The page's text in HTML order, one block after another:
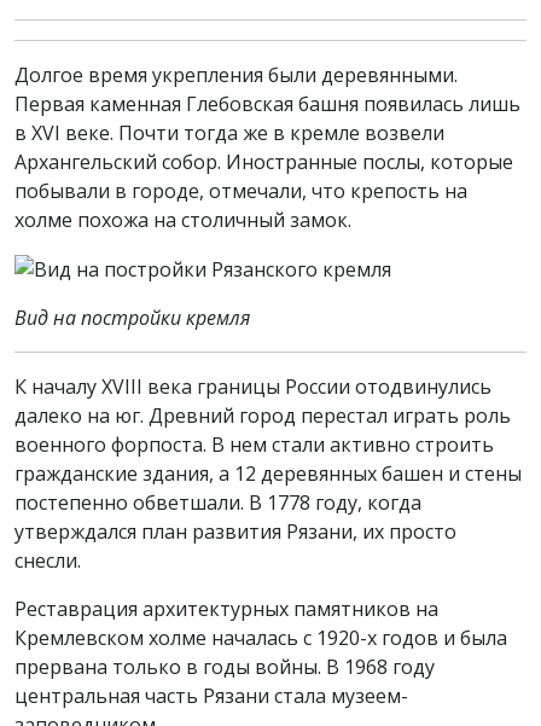
Долгое время укрепления были деревянными.
Первая каменная Глебовская башня появилась лишь
в XVI веке. Почти тогда же в кремле возвели
Архангельский собор. Иностранные послы, которые
побывали в городе, отмечали, что крепость на
холме похожа на столичный замок.
Вид на постройки кремля
К началу XVIII века границы России отодвинулись
далеко на юг. Древний город перестал играть роль
военного форпоста. В нем стали активно строить
гражданские здания, а 12 деревянных башен и стены
постепенно обветшали. В 1778 году, когда
утверждался план развития Рязани, их просто
снесли.
Реставрация архитектурных памятников на
Кремлевском холме началась с 1920-х годов и была
прервана только в годы войны. В 1968 году
центральная часть Рязани стала музеем-